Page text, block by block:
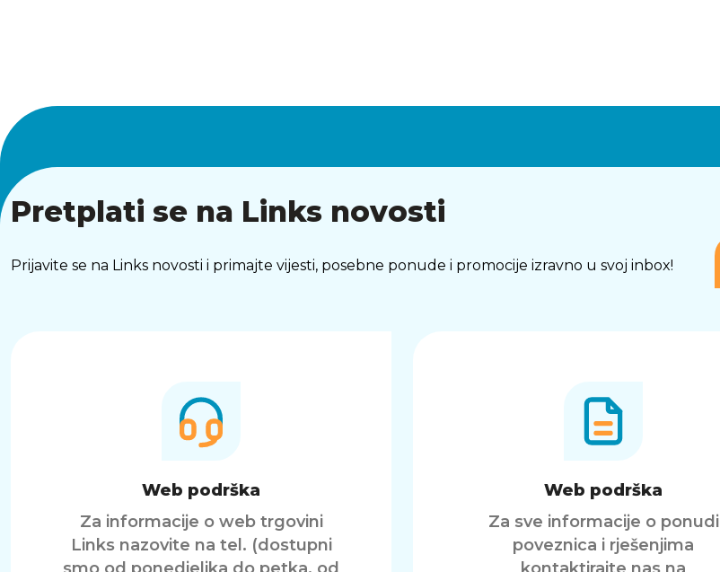
Pretplati se na Links novosti
Prijavite se na Links novosti i primajte vijesti, posebne ponude i promocije izravno u svoj inbox!
Web podrška
Za informacije o web trgovini
Links nazovite na tel. (dostupni
Web podrška
Za sve informacije o ponudi
poveznica i rješenjima